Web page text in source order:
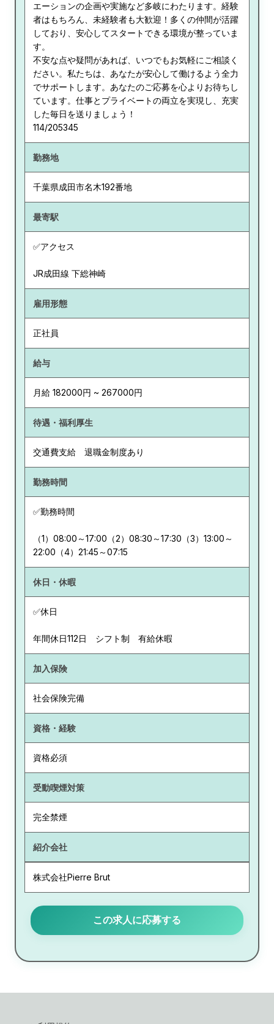
エーションの企画や実施など多岐にわたります。経験
者はもちろん、未経験者も大歓迎！多くの仲間が活躍
しており、安心してスタートできる環境が整っていま
す。
不安な点や疑問があれば、いつでもお気軽にご相談く
ださい。私たちは、あなたが安心して働けるよう全力
でサポートします。あなたのご応募を心よりお待ちし
ています。仕事とプライベートの両立を実現し、充実
した毎日を送りましょう！
114/205345
勤務地
千葉県成田市名木192番地
最寄駅
✅アクセス
JR成田線 下総神崎
雇用形態
正社員
給与
月給 182000円 ~ 267000円
待遇・福利厚生
交通費支給 退職金制度あり
勤務時間
✅勤務時間
（1）08:00～17:00（2）08:30～17:30（3）13:00～
22:00（4）21:45～07:15
休日・休暇
✅休日
年間休日112日 シフト制 有給休暇
加入保険
社会保険完備
資格・経験
資格必須
受動喫煙対策
完全禁煙
紹介会社
株式会社Pierre Brut
この求人に応募する